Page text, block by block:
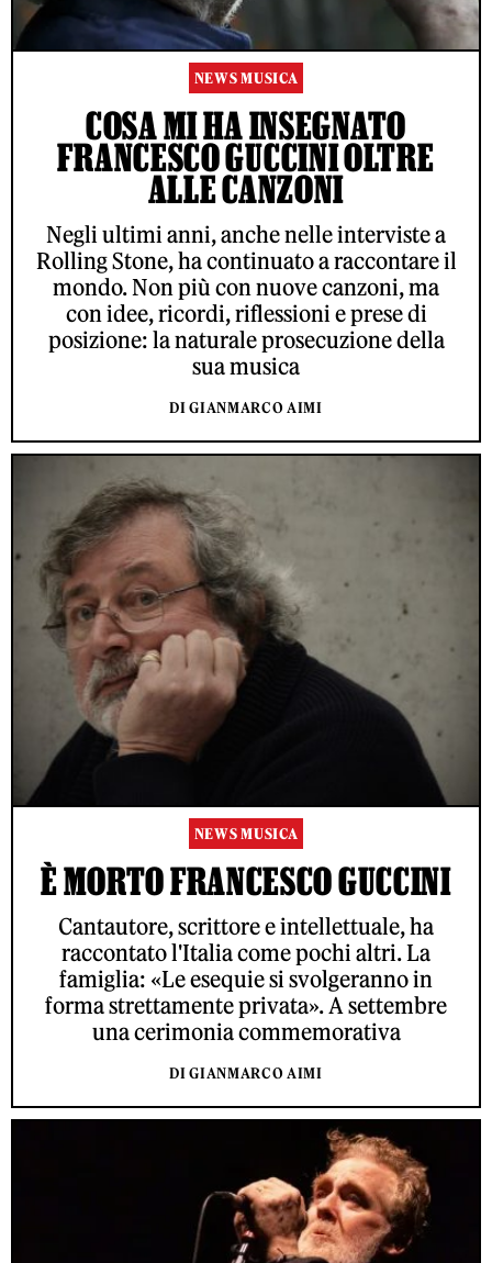
NEWS MUSICA
COSA MI HA INSEGNATO
FRANCESCO GUCCINI OLTRE
ALLE CANZONI
Negli ultimi anni, anche nelle interviste a
Rolling Stone, ha continuato a raccontare il
mondo. Non più con nuove canzoni, ma
con idee, ricordi, riflessioni e prese di
posizione: la naturale prosecuzione della
sua musica
DI GIANMARCO AIMI
NEWS MUSICA
È MORTO FRANCESCO GUCCINI
Cantautore, scrittore e intellettuale, ha
raccontato l'Italia come pochi altri. La
famiglia: «Le esequie si svolgeranno in
forma strettamente privata». A settembre
una cerimonia commemorativa
DI GIANMARCO AIMI